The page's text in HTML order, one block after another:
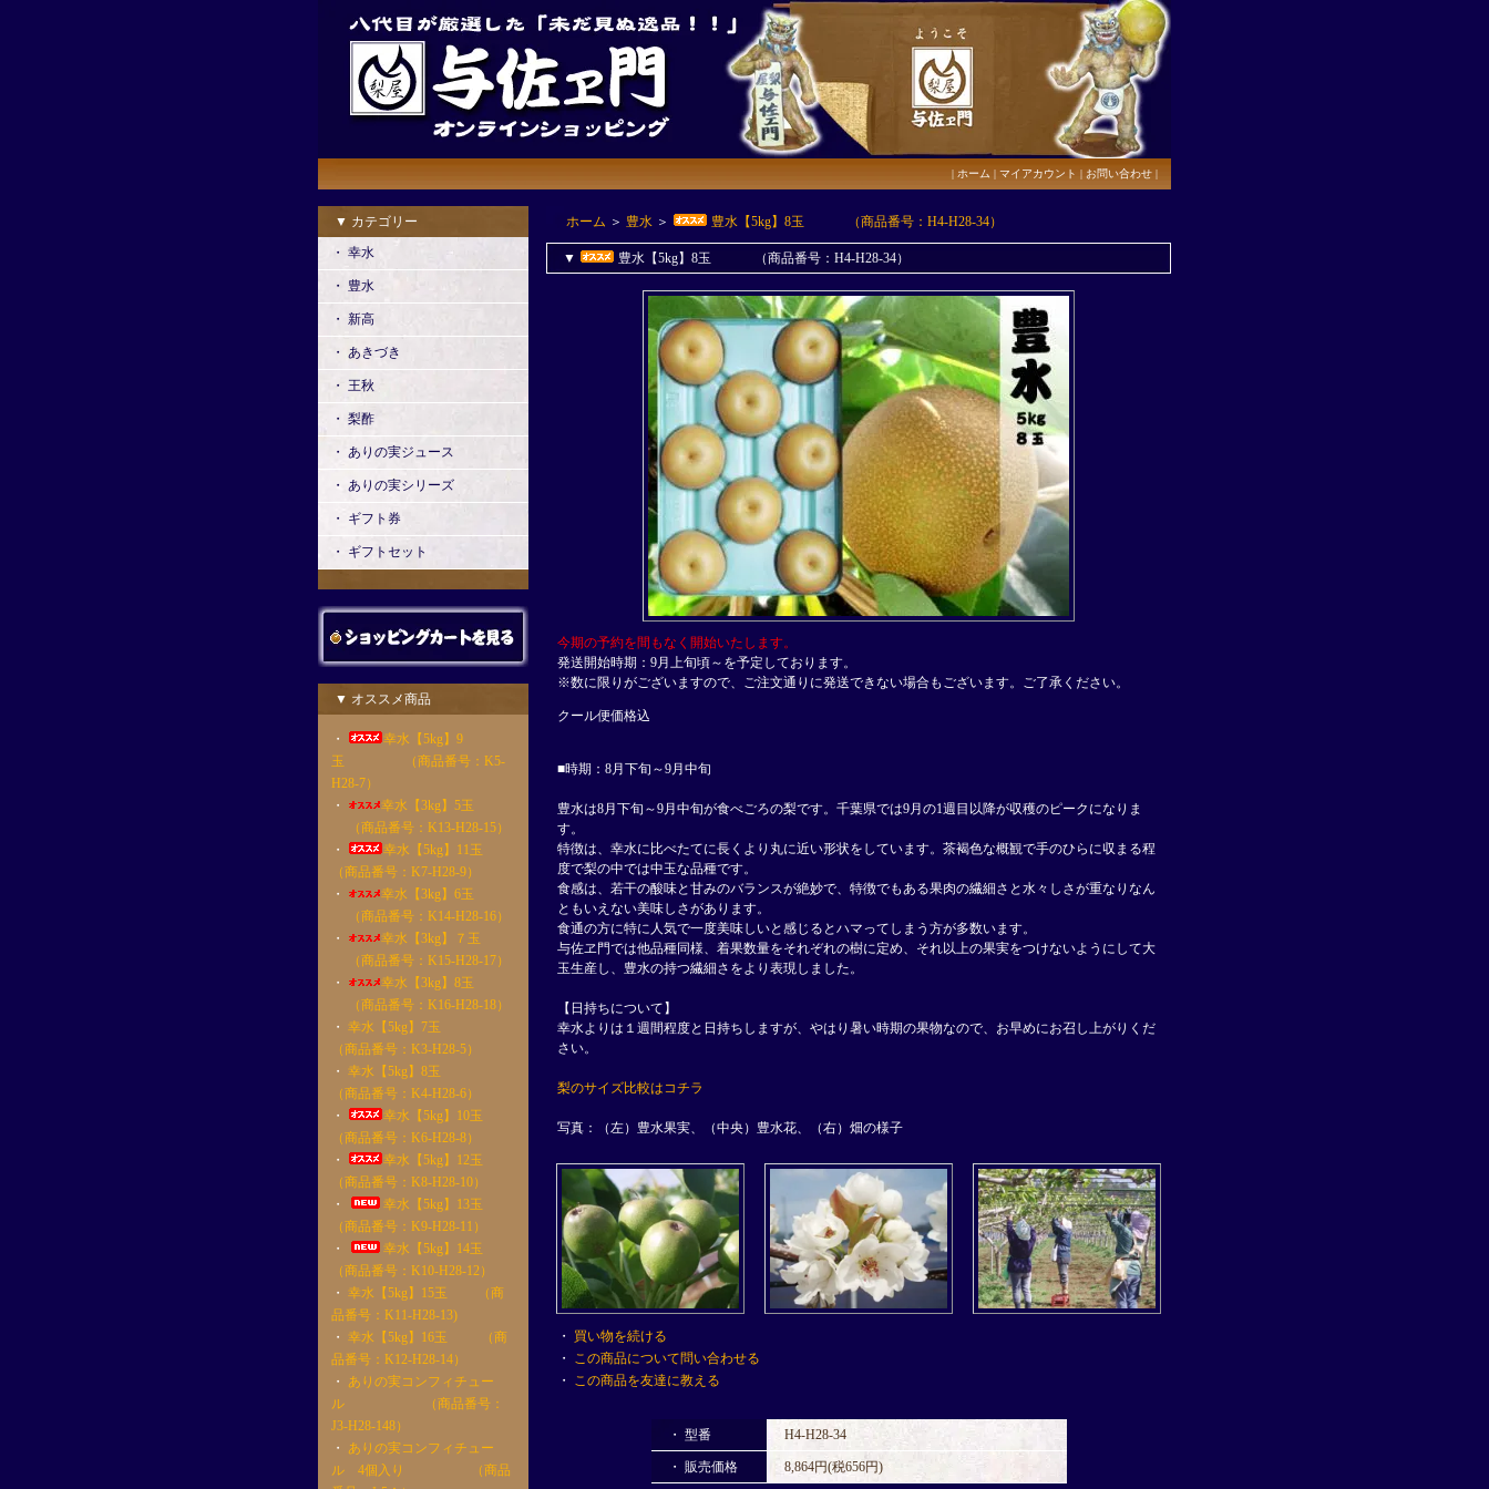
| ホーム | マイアカウント | お問い合わせ |
▼ カテゴリー
・ 幸水
・ 豊水
・ 新高
・ あきづき
・ 王秋
・ 梨酢
・ ありの実ジュース
・ ありの実シリーズ
・ ギフト券
・ ギフトセット
▼ オススメ商品
・
幸水【5kg】9
玉 （商品番号：K5-
H28-7）
・
幸水【3kg】5玉
（商品番号：K13-H28-15）
・
幸水【5kg】11玉
（商品番号：K7-H28-9）
・
幸水【3kg】6玉
（商品番号：K14-H28-16）
・
幸水【3kg】７玉
（商品番号：K15-H28-17）
・
幸水【3kg】8玉
（商品番号：K16-H28-18）
・ 幸水【5kg】7玉
（商品番号：K3-H28-5）
・ 幸水【5kg】8玉
（商品番号：K4-H28-6）
・
幸水【5kg】10玉
（商品番号：K6-H28-8）
・
幸水【5kg】12玉
（商品番号：K8-H28-10）
・
幸水【5kg】13玉
（商品番号：K9-H28-11）
・
幸水【5kg】14玉
（商品番号：K10-H28-12）
・ 幸水【5kg】15玉 （商
品番号：K11-H28-13)
・ 幸水【5kg】16玉 （商
品番号：K12-H28-14）
・ ありの実コンフィチュー
ル （商品番号：
J3-H28-148）
・ ありの実コンフィチュー
ル 4個入り （商品
ホーム ＞ 豊水 ＞ 豊水【5kg】8玉 （商品番号：H4-H28-34）
▼ 豊水【5kg】8玉 （商品番号：H4-H28-34）
今期の予約を間もなく開始いたします。
発送開始時期：9月上旬頃～を予定しております。
※数に限りがございますので、ご注文通りに発送できない場合もございます。ご了承ください。
クール便価格込
■時期：8月下旬～9月中旬
豊水は8月下旬～9月中旬が食べごろの梨です。千葉県では9月の1週目以降が収穫のピークになりま
す。
特徴は、幸水に比べたてに長くより丸に近い形状をしています。茶褐色な概観で手のひらに収まる程
度で梨の中では中玉な品種です。
食感は、若干の酸味と甘みのバランスが絶妙で、特徴でもある果肉の繊細さと水々しさが重なりなん
ともいえない美味しさがあります。
食通の方に特に人気で一度美味しいと感じるとハマってしまう方が多数います。
与佐ヱ門では他品種同様、着果数量をそれぞれの樹に定め、それ以上の果実をつけないようにして大
玉生産し、豊水の持つ繊細さをより表現しました。
【日持ちについて】
幸水よりは１週間程度と日持ちしますが、やはり暑い時期の果物なので、お早めにお召し上がりくだ
さい。
梨のサイズ比較はコチラ
写真：（左）豊水果実、（中央）豊水花、（右）畑の様子
・ 買い物を続ける
・ この商品について問い合わせる
・ この商品を友達に教える
・ 型番 H4-H28-34
・ 販売価格 8,864円(税656円)